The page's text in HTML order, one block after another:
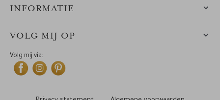
INFORMATIE
VOLG MIJ OP
Volg mij via: